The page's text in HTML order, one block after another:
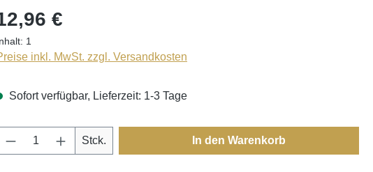
€
1
inkl. MwSt. zzgl. Versandkosten
Sofort verfügbar, Lieferzeit: 1-3 Tage
Produkt Anzahl: Gib den gewünschten Wert ein
Stck. In den Warenkorb